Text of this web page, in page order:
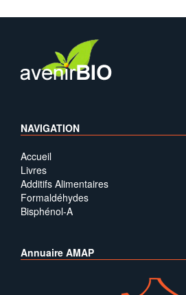
NAVIGATION
Accueil
Livres
Additifs Alimentaires
Formaldéhydes
Bisphénol-A
Annuaire AMAP